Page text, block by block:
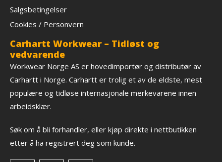
Salgsbetingelser
Cookies / Personvern
Carhartt Workwear – Tidløst og
vedvarende
Workwear Norge AS er hovedimportør og distributør av
Carhartt i Norge. Carhartt er trolig et av de eldste, mest
populære og tidløse internasjonale merkevarene innen
arbeidsklær.
Søk om å bli forhandler, eller kjøp direkte i nettbutikken
etter å ha registrert deg som kunde.